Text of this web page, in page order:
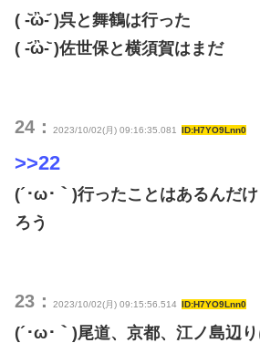
( -᷅ὢ-᷄ )呉と舞鶴は行った
( -᷄ὢ-᷅ )佐世保と横須賀はまだ
24： 2023/10/02(月) 09:16:35.081 ID:H7YO9Lnn0
>>22
(´･ω･｀)行ったことはあるんだ
ろう
23： 2023/10/02(月) 09:15:56.514 ID:H7YO9Lnn0
(´･ω･｀)尾道、京都、江ノ島辺